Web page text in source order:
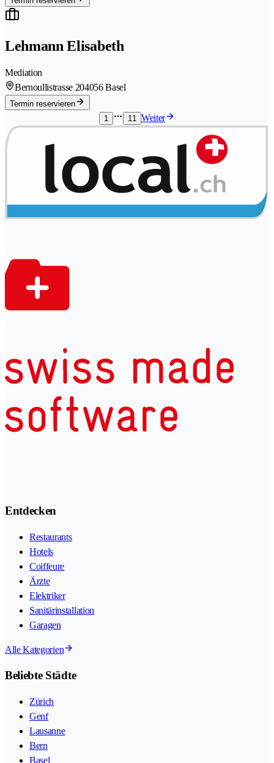
Lehmann Elisabeth
Mediation
Bernoullistrasse 204056 Basel
Termin reservieren
1
11 Weiter
Entdecken
Restaurants
Hotels
Coiffeure
Ärzte
Elektriker
Sanitärinstallation
Garagen
Alle Kategorien
Beliebte Städte
Zürich
Genf
Lausanne
Bern
Basel